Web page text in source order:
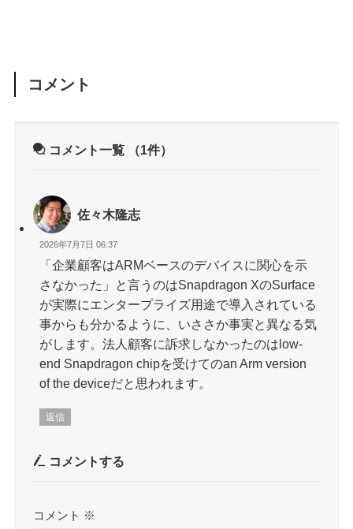
コメント
コメント一覧 （1件）
佐々木隆志
2026年7月7日 06:37
「企業顧客はARMベースのデバイスに関心を示
さなかった」と言うのはSnapdragon XのSurface
が実際にエンタープライズ用途で導入されている
事からも分かるように、いささか事実と異なる気
がします。法人顧客に訴求しなかったのはlow-
end Snapdragon chipを受けてのan Arm version
of the deviceだと思われます。
返信
コメントする
コメント ※